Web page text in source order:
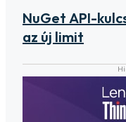
NuGet API-
az új limit